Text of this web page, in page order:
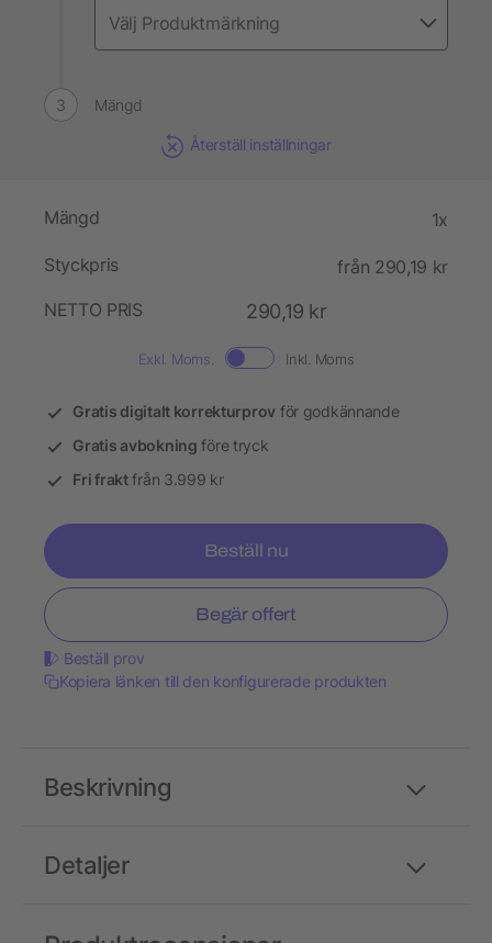
Mängd
Återställ inställningar
Mängd 1x
Styckpris
från 290,19 kr
NETTO PRIS
290,19 kr
Exkl. Moms. Inkl. Moms
Gratis digitalt korrekturprov för godkännande
Gratis avbokning före tryck
Fri fraktfrån 3.999 kr
Beställ nu
Begär offert
Beställ prov
Kopiera länken till den konfigurerade produkten
Detaljer
Beskrivning